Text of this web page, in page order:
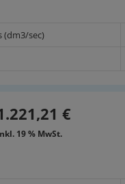
(dm3/sec)
€
19 % MwSt.